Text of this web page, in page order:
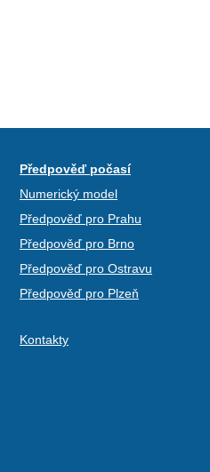
Předpověď počasí
Numerický model
Předpověď pro Prahu
Předpověď pro Brno
Předpověď pro Ostravu
Předpověď pro Plzeň
Kontakty